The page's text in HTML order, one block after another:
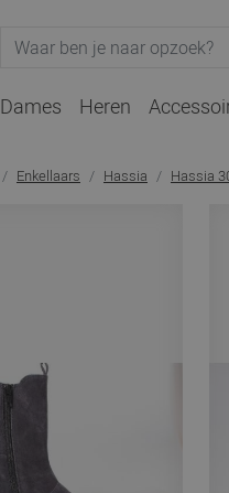
Dames Heren
Enkellaars Hassia Hassia